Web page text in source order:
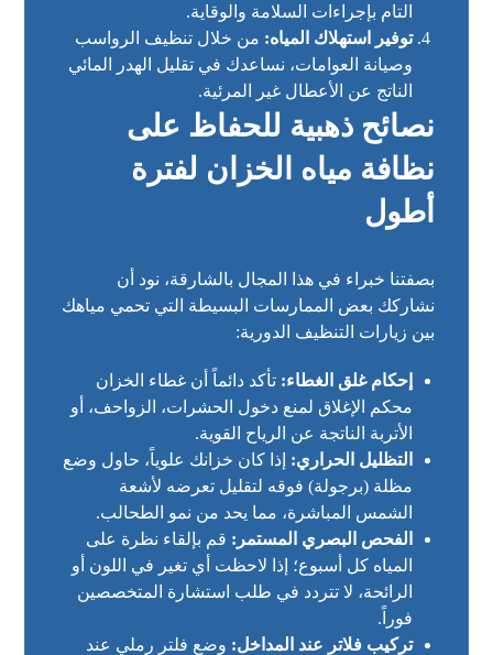
التام بإجراءات السلامة والوقاية.
توفير استهلاك المياه: من خلال تنظيف الرواسب
وصيانة العوامات، نساعدك في تقليل الهدر المائي
الناتج عن الأعطال غير المرئية.
نصائح ذهبية للحفاظ على
نظافة مياه الخزان لفترة
أطول
بصفتنا خبراء في هذا المجال بالشارقة، نود أن
نشاركك بعض الممارسات البسيطة التي تحمي مياهك
بين زيارات التنظيف الدورية:
إحكام غلق الغطاء: تأكد دائماً أن غطاء الخزان
محكم الإغلاق لمنع دخول الحشرات، الزواحف، أو
الأتربة الناتجة عن الرياح القوية.
التظليل الحراري: إذا كان خزانك علوياً، حاول وضع
مظلة (برجولة) فوقه لتقليل تعرضه لأشعة
الشمس المباشرة، مما يحد من نمو الطحالب.
الفحص البصري المستمر: قم بإلقاء نظرة على
المياه كل أسبوع؛ إذا لاحظت أي تغير في اللون أو
الرائحة، لا تتردد في طلب استشارة المتخصصين
فوراً.
تركيب فلاتر عند المداخل: وضع فلتر رملي عند